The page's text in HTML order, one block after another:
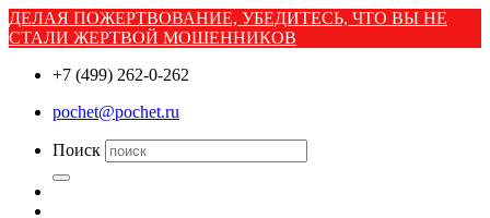
ДЕЛАЯ ПОЖЕРТВОВАНИЕ, УБЕДИТЕСЬ, ЧТО ВЫ НЕ
СТАЛИ ЖЕРТВОЙ МОШЕННИКОВ
+7 (499) 262-0-262
pochet@pochet.ru
Поиск